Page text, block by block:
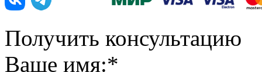
Получить консультацию
Ваше имя:*